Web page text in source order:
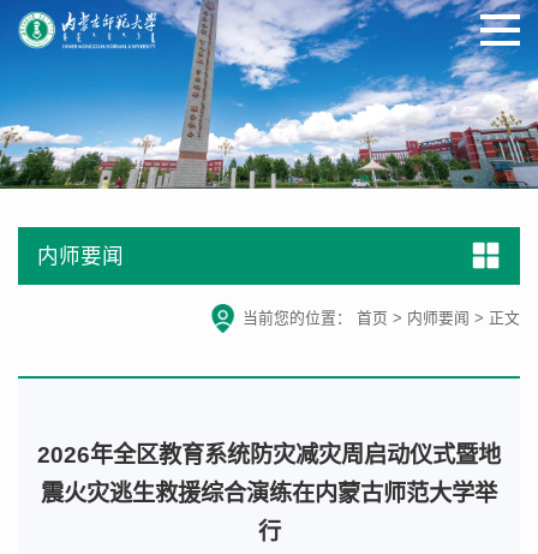
内师要闻
当前您的位置： 首页 > 内师要闻 > 正文
2026年全区教育系统防灾减灾周启动仪式暨地
震火灾逃生救援综合演练在内蒙古师范大学举
行